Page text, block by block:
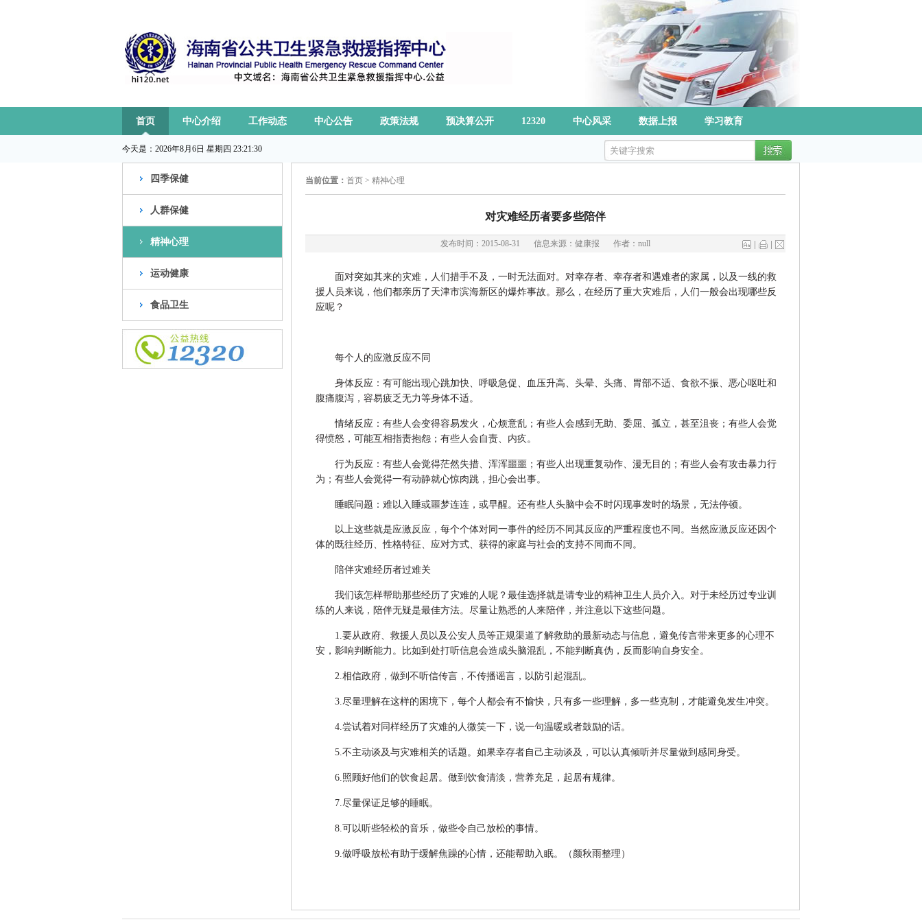
首页 中心介绍 工作动态 中心公告 政策法规 预决算公开 12320 中心风采 数据上报 学习教育
今天是： 2026年8月6日 星期四 23:21:31
四季保健
人群保健
精神心理
运动健康
食品卫生
当前位置： 首页 > 精神心理
对灾难经历者要多些陪伴
发布时间：2015-08-31 信息来源：健康报 作者：null
面对突如其来的灾难，人们措手不及，一时无法面对。对幸存者、幸存者和遇难者的家属，以及一线的救
援人员来说，他们都亲历了天津市滨海新区的爆炸事故。那么，在经历了重大灾难后，人们一般会出现哪些反
应呢？
每个人的应激反应不同
身体反应：有可能出现心跳加快、呼吸急促、血压升高、头晕、头痛、胃部不适、食欲不振、恶心呕吐和
腹痛腹泻，容易疲乏无力等身体不适。
情绪反应：有些人会变得容易发火，心烦意乱；有些人会感到无助、委屈、孤立，甚至沮丧；有些人会觉
得愤怒，可能互相指责抱怨；有些人会自责、内疚。
行为反应：有些人会觉得茫然失措、浑浑噩噩；有些人出现重复动作、漫无目的；有些人会有攻击暴力行
为；有些人会觉得一有动静就心惊肉跳，担心会出事。
睡眠问题：难以入睡或噩梦连连，或早醒。还有些人头脑中会不时闪现事发时的场景，无法停顿。
以上这些就是应激反应，每个个体对同一事件的经历不同其反应的严重程度也不同。当然应激反应还因个
体的既往经历、性格特征、应对方式、获得的家庭与社会的支持不同而不同。
陪伴灾难经历者过难关
我们该怎样帮助那些经历了灾难的人呢？最佳选择就是请专业的精神卫生人员介入。对于未经历过专业训
练的人来说，陪伴无疑是最佳方法。尽量让熟悉的人来陪伴，并注意以下这些问题。
1.要从政府、救援人员以及公安人员等正规渠道了解救助的最新动态与信息，避免传言带来更多的心理不
安，影响判断能力。比如到处打听信息会造成头脑混乱，不能判断真伪，反而影响自身安全。
2.相信政府，做到不听信传言，不传播谣言，以防引起混乱。
3.尽量理解在这样的困境下，每个人都会有不愉快，只有多一些理解，多一些克制，才能避免发生冲突。
4.尝试着对同样经历了灾难的人微笑一下，说一句温暖或者鼓励的话。
5.不主动谈及与灾难相关的话题。如果幸存者自己主动谈及，可以认真倾听并尽量做到感同身受。
6.照顾好他们的饮食起居。做到饮食清淡，营养充足，起居有规律。
7.尽量保证足够的睡眠。
8.可以听些轻松的音乐，做些令自己放松的事情。
9.做呼吸放松有助于缓解焦躁的心情，还能帮助入眠。（颜秋雨整理）